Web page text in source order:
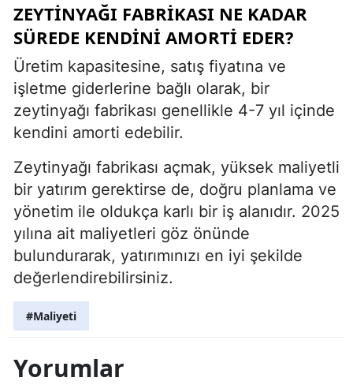
ZEYTINYAĞI FABRIKASI NE KADAR
SÜREDE KENDINI AMORTI EDER?
Üretim kapasitesine, satış fiyatına ve
işletme giderlerine bağlı olarak, bir
zeytinyağı fabrikası genellikle 4-7 yıl içinde
kendini amorti edebilir.
Zeytinyağı fabrikası açmak, yüksek maliyetli
bir yatırım gerektirse de, doğru planlama ve
yönetim ile oldukça karlı bir iş alanıdır. 2025
yılına ait maliyetleri göz önünde
bulundurarak, yatırımınızı en iyi şekilde
değerlendirebilirsiniz.
#Maliyeti
Yorumlar